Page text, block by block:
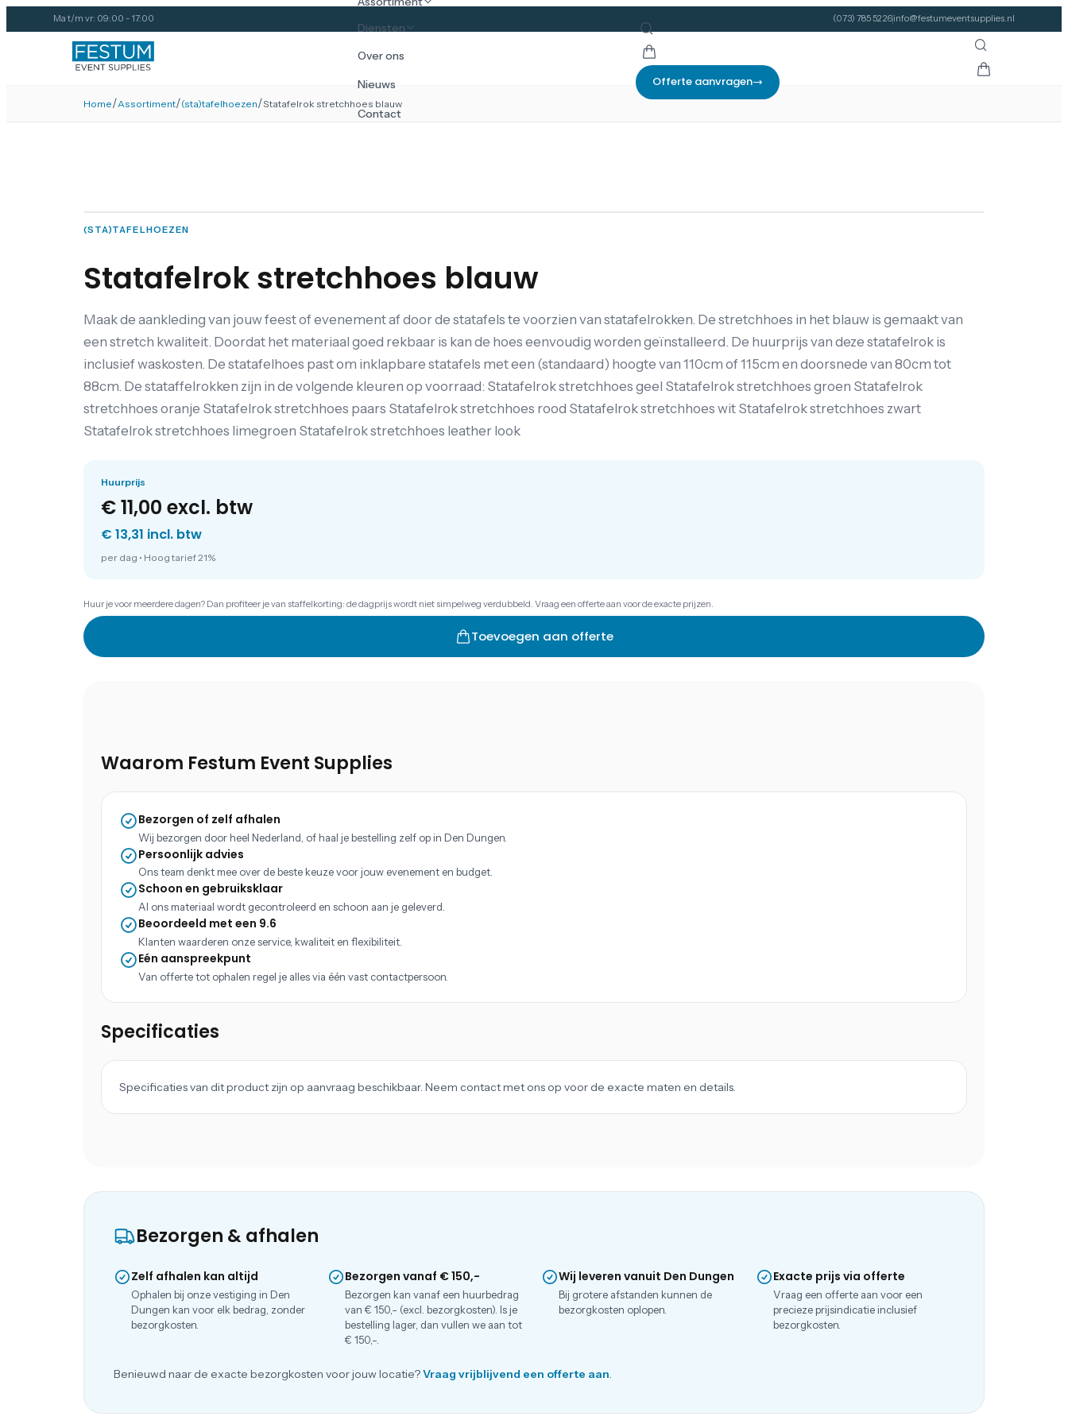
Ma t/m vr: 09:00 - 17:00 (073) 785 52 26info@festumeventsupplies.nl
Diensten
Over ons
Nieuws
Contact
Offerte aanvragen
Home/Assortiment/(sta)tafelhoezen/Statafelrok stretchhoes blauw
(STA)TAFELHOEZEN
Statafelrok stretchhoes blauw
Maak de aankleding van jouw feest of evenement af door de statafels te voorzien van statafelrokken. De stretchhoes in het blauw is gemaakt van
een stretch kwaliteit. Doordat het materiaal goed rekbaar is kan de hoes eenvoudig worden geïnstalleerd. De huurprijs van deze statafelrok is
inclusief waskosten. De statafelhoes past om inklapbare statafels met een (standaard) hoogte van 110cm of 115cm en doorsnede van 80cm tot
88cm. De stataffelrokken zijn in de volgende kleuren op voorraad: Statafelrok stretchhoes geel Statafelrok stretchhoes groen Statafelrok
stretchhoes oranje Statafelrok stretchhoes paars Statafelrok stretchhoes rood Statafelrok stretchhoes wit Statafelrok stretchhoes zwart
Statafelrok stretchhoes limegroen Statafelrok stretchhoes leather look
Huurprijs
€ 11,00 excl. btw
€ 13,31 incl. btw
per dag • Hoog tarief 21%
Huur je voor meerdere dagen? Dan profiteer je van staffelkorting: de dagprijs wordt niet simpelweg verdubbeld. Vraag een offerte aan voor de exacte prijzen.
Toevoegen aan offerte
Waarom Festum Event Supplies
Bezorgen of zelf afhalen
Wij bezorgen door heel Nederland, of haal je bestelling zelf op in Den Dungen.
Persoonlijk advies
Ons team denkt mee over de beste keuze voor jouw evenement en budget.
Schoon en gebruiksklaar
Al ons materiaal wordt gecontroleerd en schoon aan je geleverd.
Beoordeeld met een 9.6
Klanten waarderen onze service, kwaliteit en flexibiliteit.
Eén aanspreekpunt
Van offerte tot ophalen regel je alles via één vast contactpersoon.
Specificaties
Specificaties van dit product zijn op aanvraag beschikbaar. Neem contact met ons op voor de exacte maten en details.
Bezorgen & afhalen
Zelf afhalen kan altijd
Ophalen bij onze vestiging in Den
Dungen kan voor elk bedrag, zonder
bezorgkosten.
Bezorgen vanaf € 150,-
Bezorgen kan vanaf een huurbedrag
van € 150,- (excl. bezorgkosten). Is je
bestelling lager, dan vullen we aan tot
€ 150,-.
Wij leveren vanuit Den Dungen
Bij grotere afstanden kunnen de
bezorgkosten oplopen.
Exacte prijs via offerte
Vraag een offerte aan voor een
precieze prijsindicatie inclusief
bezorgkosten.
Benieuwd naar de exacte bezorgkosten voor jouw locatie?Vraag vrijblijvend een offerte aan.